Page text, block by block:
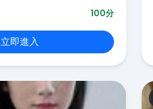
100分
立即進入